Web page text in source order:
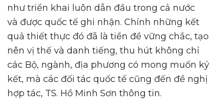
như triển khai luôn dẫn đầu trong cả nước
và được quốc tế ghi nhận. Chính những kết
quả thiết thực đó đã là tiền đề vững chắc, tạo
nên vị thế và danh tiếng, thu hút không chỉ
các Bộ, ngành, địa phương có mong muốn ký
kết, mà các đối tác quốc tế cũng đến đề nghị
hợp tác, TS. Hồ Minh Sơn thông tin.